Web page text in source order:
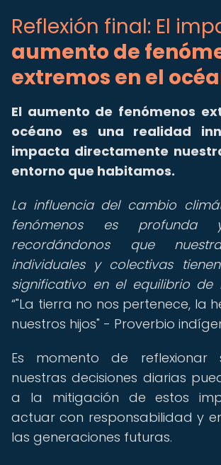
Reflexión final: El
aumento de
extremos en el
El aumento de fenómenos
océano es una realidad
impacta directamente
entorno que habitamos.
La influencia del cambio
fenómenos es profunda
recordándonos que
individuales y colectivas
significativo en el equilibrio de
"La tierra no nos pertenece, la
nuestros hijos" - Proverbio
Es momento de reflexionar
nuestras decisiones diarias
a la mitigación de estos
actuar con responsabilidad y
las generaciones futuras.